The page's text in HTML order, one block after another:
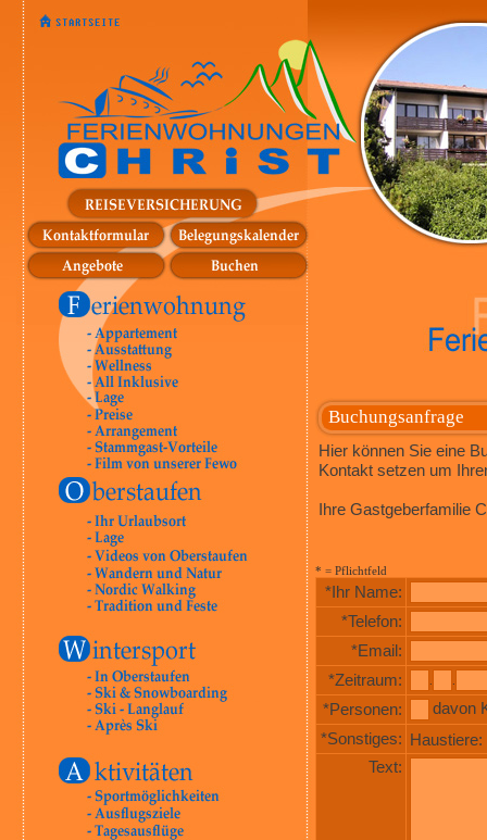
Buchungsanfrage
Hier können Sie eine
Kontakt setzen um
Ihre Gastgeberfamilie
* = Pflichtfeld
*Ihr Name:
*Telefon:
*Email:
*Zeitraum:
*Personen:
davon
*Sonstiges: Haustiere:
Text: